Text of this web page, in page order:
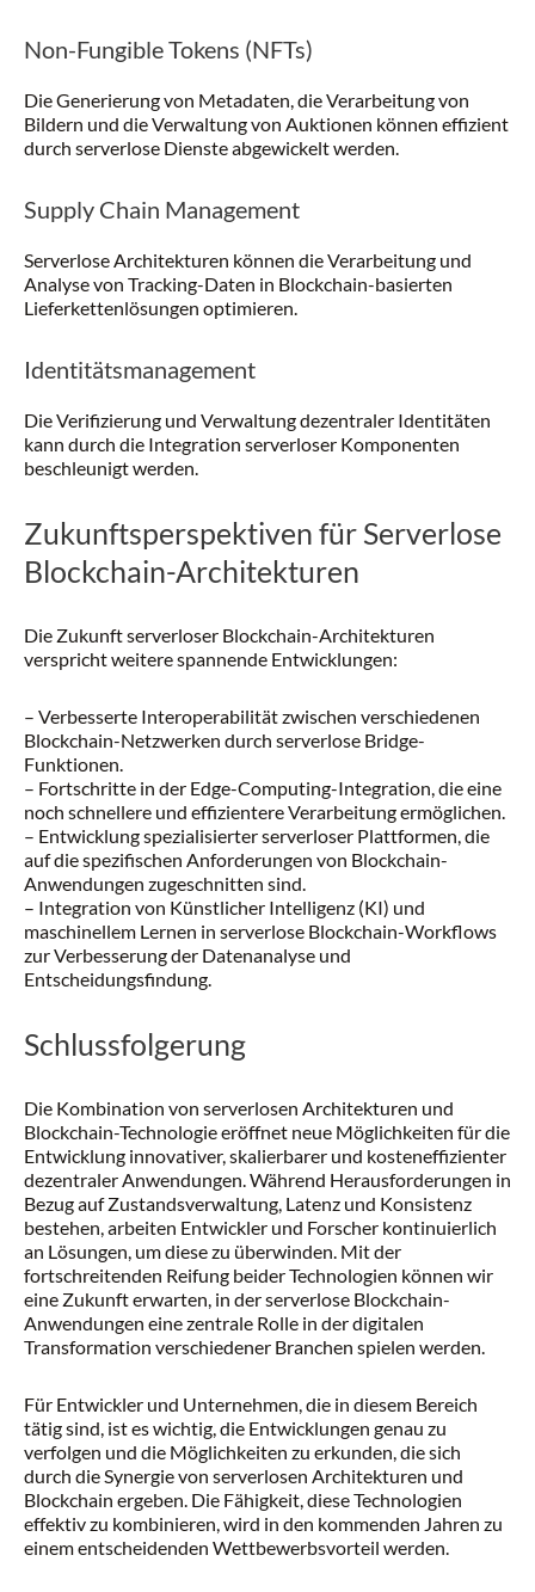
Non-Fungible Tokens (NFTs)
Die Generierung von Metadaten, die Verarbeitung von
Bildern und die Verwaltung von Auktionen können effizient
durch serverlose Dienste abgewickelt werden.
Supply Chain Management
Serverlose Architekturen können die Verarbeitung und
Analyse von Tracking-Daten in Blockchain-basierten
Lieferkettenlösungen optimieren.
Identitätsmanagement
Die Verifizierung und Verwaltung dezentraler Identitäten
kann durch die Integration serverloser Komponenten
beschleunigt werden.
Zukunftsperspektiven für Serverlose
Blockchain-Architekturen
Die Zukunft serverloser Blockchain-Architekturen
verspricht weitere spannende Entwicklungen:
– Verbesserte Interoperabilität zwischen verschiedenen
Blockchain-Netzwerken durch serverlose Bridge-
Funktionen.
– Fortschritte in der Edge-Computing-Integration, die eine
noch schnellere und effizientere Verarbeitung ermöglichen.
– Entwicklung spezialisierter serverloser Plattformen, die
auf die spezifischen Anforderungen von Blockchain-
Anwendungen zugeschnitten sind.
– Integration von Künstlicher Intelligenz (KI) und
maschinellem Lernen in serverlose Blockchain-Workflows
zur Verbesserung der Datenanalyse und
Entscheidungsfindung.
Schlussfolgerung
Die Kombination von serverlosen Architekturen und
Blockchain-Technologie eröffnet neue Möglichkeiten für die
Entwicklung innovativer, skalierbarer und kosteneffizienter
dezentraler Anwendungen. Während Herausforderungen in
Bezug auf Zustandsverwaltung, Latenz und Konsistenz
bestehen, arbeiten Entwickler und Forscher kontinuierlich
an Lösungen, um diese zu überwinden. Mit der
fortschreitenden Reifung beider Technologien können wir
eine Zukunft erwarten, in der serverlose Blockchain-
Anwendungen eine zentrale Rolle in der digitalen
Transformation verschiedener Branchen spielen werden.
Für Entwickler und Unternehmen, die in diesem Bereich
tätig sind, ist es wichtig, die Entwicklungen genau zu
verfolgen und die Möglichkeiten zu erkunden, die sich
durch die Synergie von serverlosen Architekturen und
Blockchain ergeben. Die Fähigkeit, diese Technologien
effektiv zu kombinieren, wird in den kommenden Jahren zu
einem entscheidenden Wettbewerbsvorteil werden.